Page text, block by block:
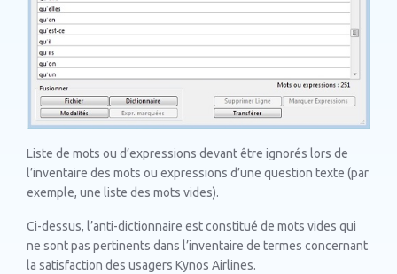
Liste de mots ou d’expressions devant être ignorés lors de
l’inventaire des mots ou expressions d’une question texte (par
exemple, une liste des mots vides).
Ci-dessus, l’anti-dictionnaire est constitué de mots vides qui
ne sont pas pertinents dans l’inventaire de termes concernant
la satisfaction des usagers Kynos Airlines.